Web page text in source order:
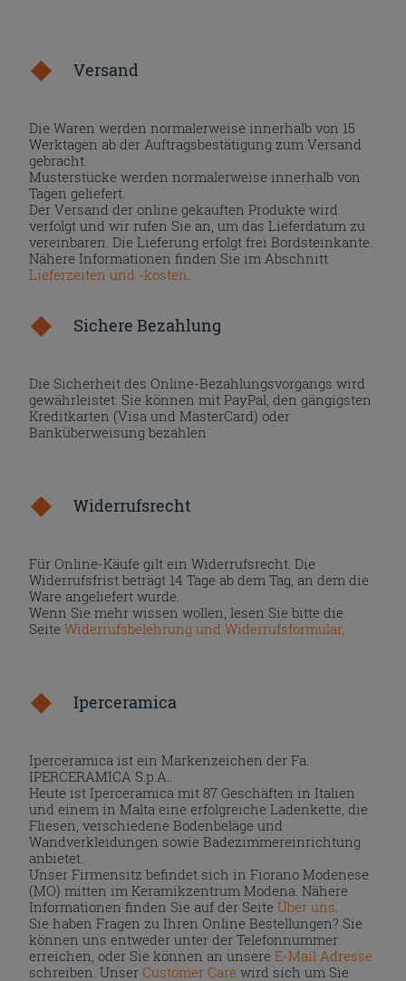
Versand
Die Waren werden normalerweise innerhalb von 15
Werktagen ab der Auftragsbestätigung zum Versand
gebracht.
Musterstücke werden normalerweise innerhalb von
Tagen geliefert.
Der Versand der online gekauften Produkte wird
verfolgt und wir rufen Sie an, um das Lieferdatum zu
vereinbaren. Die Lieferung erfolgt frei Bordsteinkante.
Nähere Informationen finden Sie im Abschnitt
Lieferzeiten und -kosten.
Sichere Bezahlung
Die Sicherheit des Online-Bezahlungsvorgangs wird
gewährleistet. Sie können mit PayPal, den gängigsten
Kreditkarten (Visa und MasterCard) oder
Banküberweisung bezahlen.
Widerrufsrecht
Für Online-Käufe gilt ein Widerrufsrecht. Die
Widerrufsfrist beträgt 14 Tage ab dem Tag, an dem die
Ware angeliefert wurde.
Wenn Sie mehr wissen wollen, lesen Sie bitte die
SeiteWiderrufsbelehrung und Widerrufsformular.
Iperceramica
Iperceramica ist ein Markenzeichen der Fa.
IPERCERAMICA S.p.A..
Heute ist Iperceramica mit 87 Geschäften in Italien
und einem in Malta eine erfolgreiche Ladenkette, die
Fliesen, verschiedene Bodenbeläge und
Wandverkleidungen sowie Badezimmereinrichtung
anbietet.
Unser Firmensitz befindet sich in Fiorano Modenese
(MO) mitten im Keramikzentrum Modena. Nähere
Informationen finden Sie auf der Seite Über uns.
Sie haben Fragen zu Ihren Online Bestellungen? Sie
können uns entweder unter der Telefonnummer
erreichen, oder Sie können an unsereE-Mail Adresse
schreiben. UnserCustomer Care wird sich um Sie